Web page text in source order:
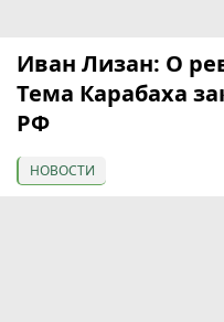
Иван Лизан: О
Тема Карабаха
РФ
НОВОСТИ